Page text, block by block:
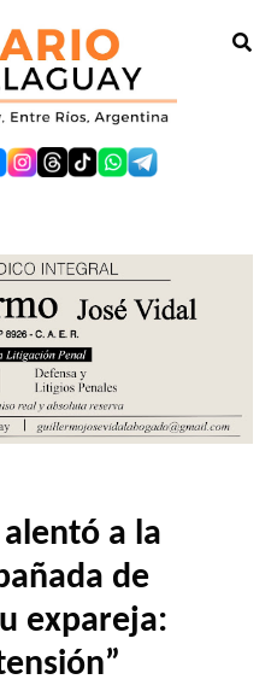
alentó a la
de
expareja: